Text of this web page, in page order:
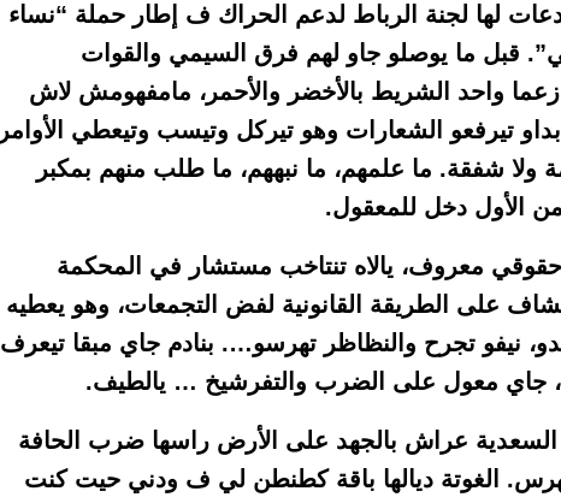
لها لجنة الرباط لدعم الحراك ف إطار حملة “نساء
قبل ما يوصلو جاو لهم فرق السيمي والقوات
واحد الشريط بالأخضر والأحمر، مامفهومش لاش
تيرفعو الشعارات وهو تيركل وتيسب وتيعطي الأوامر
ولا شفقة. ما علمهم، ما نبههم، ما طلب منهم بمكبر
الأول دخل للمعقول.
معروف، يالاه تنتاخب مستشار في المحكمة
على الطريقة القانونية لفض التجمعات، وهو يعطيه
نيفو تجرح والنظاظر تهرسو…. بنادم جاي مبقا تيعرف
جاي معول على الضرب والتفرشيخ … يالطيف.
السعدية عراش بالجهد على الأرض راسها ضرب الحافة
الغوتة ديالها باقة كطنطن لي ف ودني حيت كنت